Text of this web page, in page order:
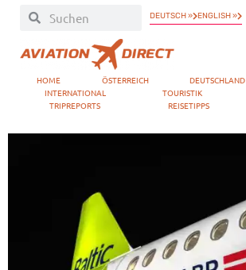
DEUTSCH » ENGLISH »
HOME ÖSTERREICH DEUTSCHLAND
INTERNATIONAL
TOURISTIK
TRIPREPORTS
REISETIPPS